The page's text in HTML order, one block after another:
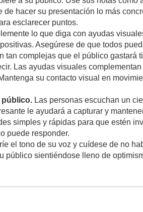
de hacer su presentación lo más
esclarecer puntos.
lo que diga con ayudas
Asegúrese de que todos
tan complejas que el público gastará
Las ayudas visuales
su contacto visual en
público. Las personas escuchan un
le ayudará a capturar y
simples y rápidas para que estén
puede responder.
el tono de su voz y cuídese de no
público sientiéndose lleno de